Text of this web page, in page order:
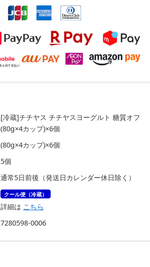
[冷蔵]チチヤス チチヤスヨーグルト 糖質オフ
(80g×4カップ)×6個
(80g×4カップ)×6個
5個
通常5日前後（発送日カレンダー休日除く）
クール便（冷蔵）
詳細は こちら
7280598-0006